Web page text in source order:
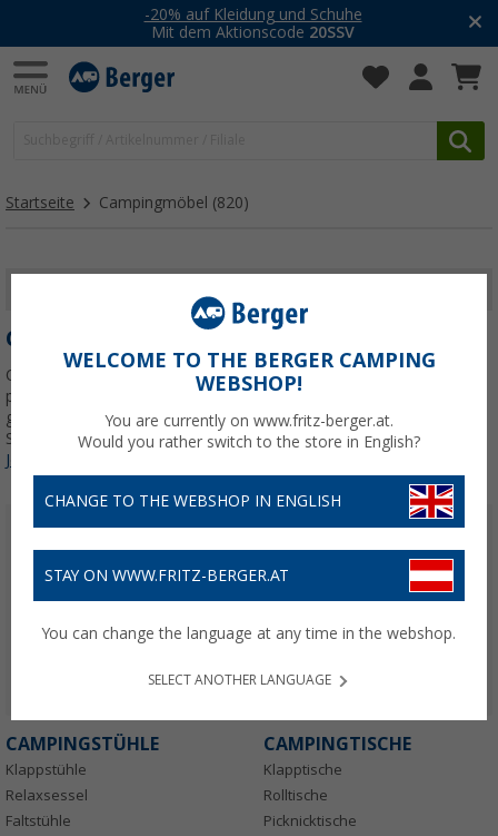
-20% auf Kleidung und Schuhe
Mit dem Aktionscode 20SSV
Startseite Campingmöbel (820)
CAMPINGMÖBEL
Ob beim Camping, im Wohnmobil oder im Vorzelt – mit den
passenden Campingmöbeln wird dein Platz draußen erst richtig
gemütlich. Entdecke Campingstühle, Campingtische, Liegen,
Schränke und weiteres Zubehör für entspannte Tage und lange
Jetzt mehr über unsere Kategorie
CAMPINGSTÜHLE
Klappstühle
Relaxsessel
Faltstühle
CAMPINGTISCHE
Klapptische
Rolltische
Picknicktische
WELCOME TO THE BERGER CAMPING
WEBSHOP!
You are currently on www.fritz-berger.at.
Would you rather switch to the store in English?
CHANGE TO THE WEBSHOP IN ENGLISH
STAY ON WWW.FRITZ-BERGER.AT
You can change the language at any time in the webshop.
SELECT ANOTHER LANGUAGE